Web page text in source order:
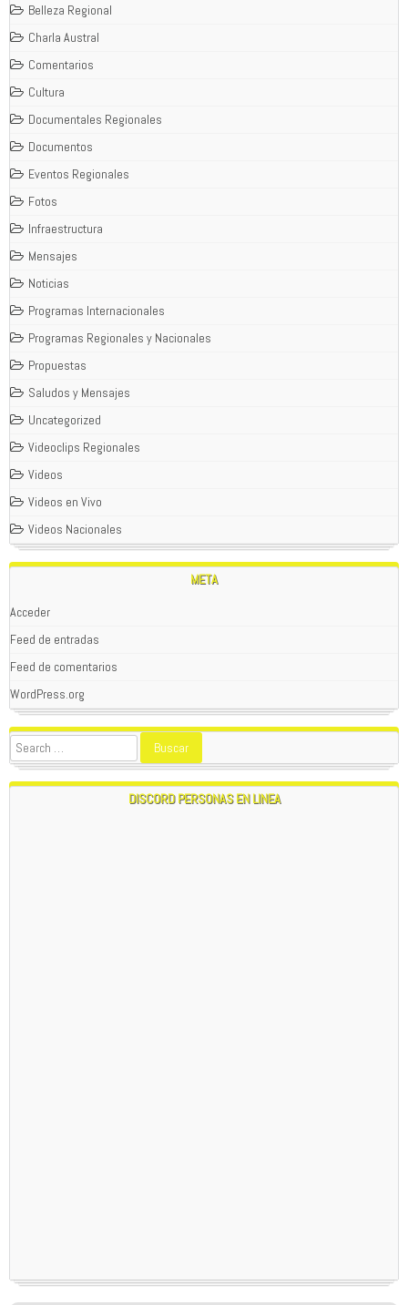
Belleza Regional
Charla Austral
Comentarios
Cultura
Documentales Regionales
Documentos
Eventos Regionales
Fotos
Infraestructura
Mensajes
Noticias
Programas Internacionales
Programas Regionales y Nacionales
Propuestas
Saludos y Mensajes
Uncategorized
Videoclips Regionales
Videos
Videos en Vivo
Videos Nacionales
META
Acceder
Feed de entradas
Feed de comentarios
WordPress.org
DISCORD PERSONAS EN LINEA
WOLFPACK 01/02/2024
SEAN TODOS BIENVENIDOS A
POR FAVOR , SI TIENES APORTES HISTORICOS DE LA
ZONA O ALGO ACTUAL QUE SE CONSIDERE
IMPORTANTE PARA LA PATAGONIA , ESCRIBIR A
nwohitman316@
yandex.com; EN ESTE SITIO WEB SE
RECONOCEN LOS APORTES ANONIMOS O CON NOMBRE
.